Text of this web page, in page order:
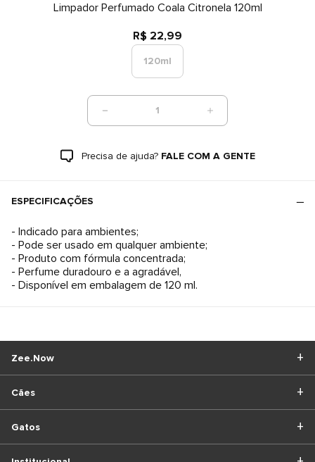
Limpador Perfumado Coala Citronela 120ml
R$ 22,99
120ml
1
Precisa de ajuda? FALE COM A GENTE
ESPECIFICAÇÕES
- Indicado para ambientes;
- Pode ser usado em qualquer ambiente;
- Produto com fórmula concentrada;
- Perfume duradouro e a agradável,
- Disponível em embalagem de 120 ml.
Cães
Gatos
Zee.Now